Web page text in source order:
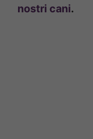
nostri cani.